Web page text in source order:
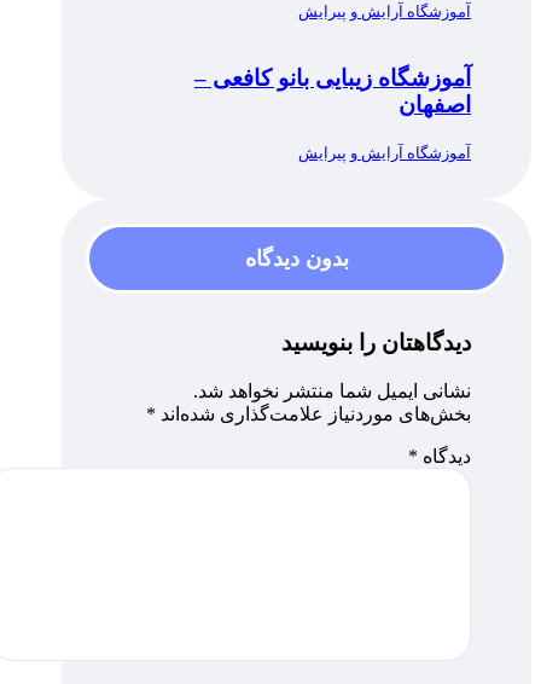
آموزشگاه آرایش و پیرایش
آموزشگاه زیبایی بانو کافعی –
اصفهان
آموزشگاه آرایش و پیرایش
بدون دیدگاه
دیدگاهتان را بنویسید
نشانی ایمیل شما منتشر نخواهد شد.
بخش‌های موردنیاز علامت‌گذاری شده‌اند *
دیدگاه *